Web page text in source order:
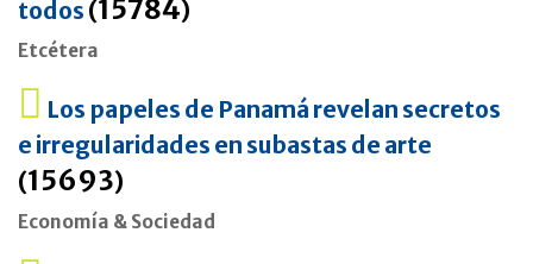
todos (15784)
Etcétera
Los papeles de Panamá revelan secretos
e irregularidades en subastas de arte
(15693)
Economía & Sociedad